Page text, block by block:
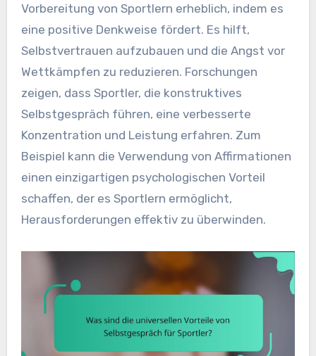
Vorbereitung von Sportlern erheblich, indem es
eine positive Denkweise fördert. Es hilft,
Selbstvertrauen aufzubauen und die Angst vor
Wettkämpfen zu reduzieren. Forschungen
zeigen, dass Sportler, die konstruktives
Selbstgespräch führen, eine verbesserte
Konzentration und Leistung erfahren. Zum
Beispiel kann die Verwendung von Affirmationen
einen einzigartigen psychologischen Vorteil
schaffen, der es Sportlern ermöglicht,
Herausforderungen effektiv zu überwinden.